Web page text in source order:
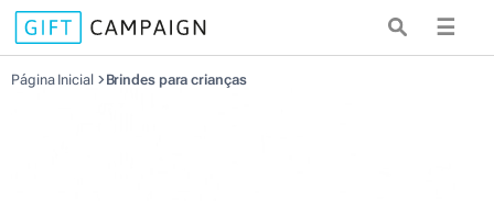
☰
Página Inicial Brindes para crianças